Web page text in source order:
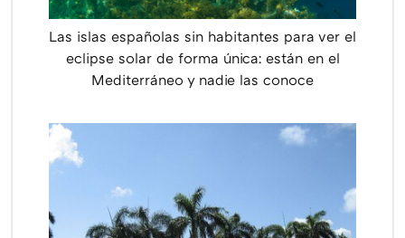
Las islas españolas sin habitantes para ver el
eclipse solar de forma única: están en el
Mediterráneo y nadie las conoce